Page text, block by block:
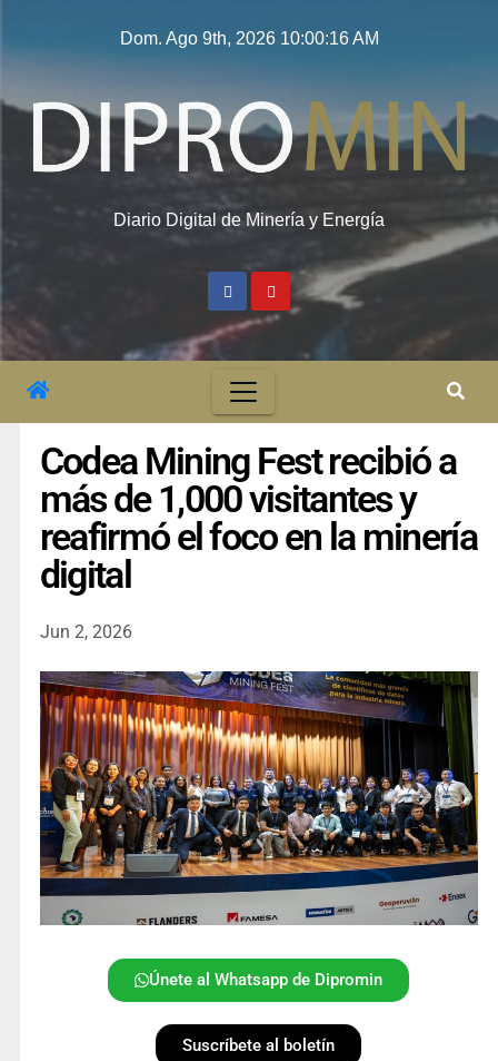
Dom. Ago 9th, 2026 10:00:17 AM
Diario Digital de Minería y Energía
Codea Mining Fest recibió a
más de 1,000 visitantes y
reafirmó el foco en la minería
digital
Jun 2, 2026
Únete al Whatsapp de Dipromin
Suscríbete al boletín